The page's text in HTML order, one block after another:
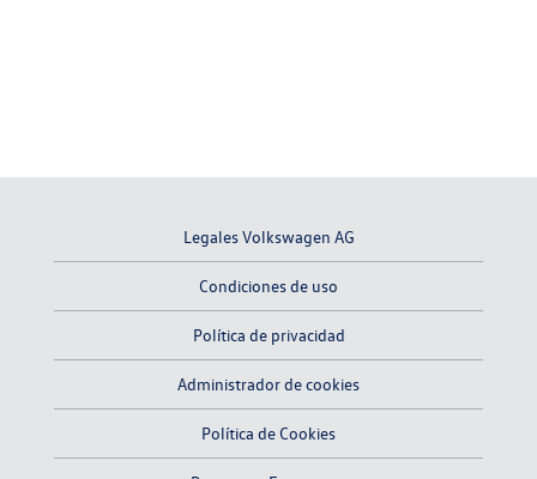
Legales Volkswagen AG
Condiciones de uso
Política de privacidad
Administrador de cookies
Política de Cookies